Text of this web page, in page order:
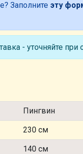
Заполните эту
- уточняйте
Пингвин
230 см
140 см